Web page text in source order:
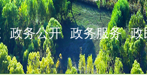
政务公开 政务服务 政